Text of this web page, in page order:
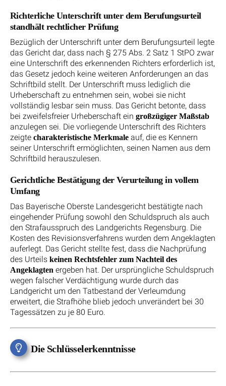
Richterliche Unterschrift unter dem Berufungsurteil
standhält rechtlicher Prüfung
Bezüglich der Unterschrift unter dem Berufungsurteil legte
das Gericht dar, dass nach § 275 Abs. 2 Satz 1 StPO zwar
eine Unterschrift des erkennenden Richters erforderlich ist,
das Gesetz jedoch keine weiteren Anforderungen an das
Schriftbild stellt. Der Unterschrift muss lediglich die
Urheberschaft zu entnehmen sein, wobei sie nicht
vollständig lesbar sein muss. Das Gericht betonte, dass
bei zweifelsfreier Urheberschaft ein großzügiger Maßstab
anzulegen sei. Die vorliegende Unterschrift des Richters
zeigte charakteristische Merkmale auf, die es Kennern
seiner Unterschrift ermöglichten, seinen Namen aus dem
Schriftbild herauszulesen.
Gerichtliche Bestätigung der Verurteilung in vollem
Umfang
Das Bayerische Oberste Landesgericht bestätigte nach
eingehender Prüfung sowohl den Schuldspruch als auch
den Strafausspruch des Landgerichts Regensburg. Die
Kosten des Revisionsverfahrens wurden dem Angeklagten
auferlegt. Das Gericht stellte fest, dass die Nachprüfung
des Urteils keinen Rechtsfehler zum Nachteil des
Angeklagten ergeben hat. Der ursprüngliche Schuldspruch
wegen falscher Verdächtigung wurde durch das
Landgericht um den Tatbestand der Verleumdung
erweitert, die Strafhöhe blieb jedoch unverändert bei 30
Tagessätzen zu je 80 Euro.
Die Schlüsselerkenntnisse